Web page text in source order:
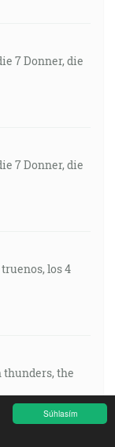
Súhlasím
7 Donner, die
7 Donner, die
los 4
thunders, the